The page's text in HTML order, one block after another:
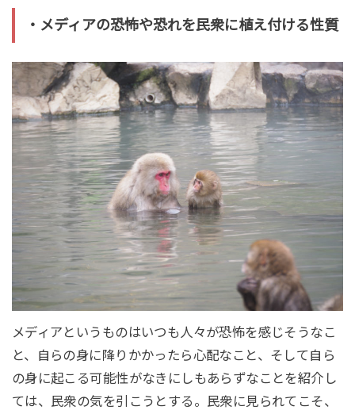
・メディアの恐怖や恐れを民衆に植え付ける性質
メディアというものはいつも人々が恐怖を感じそうなこ
と、自らの身に降りかかったら心配なこと、そして自ら
の身に起こる可能性がなきにしもあらずなことを紹介し
ては、民衆の気を引こうとする。民衆に見られてこそ、